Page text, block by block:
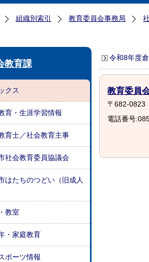
組織別索引 教育委員会事務局
教育課
クス
育・生涯学習情報
育士／社会教育主事
社会教育委員協議会
はたちのつどい（旧成人
教室
・家庭教育
ポーツ情報
令和8年度
教育委員
〒682-0823
電話番号